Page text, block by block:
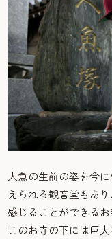
人魚の生前の姿を今
えられる観音堂もあ
感じることができるお
このお寺の下には巨